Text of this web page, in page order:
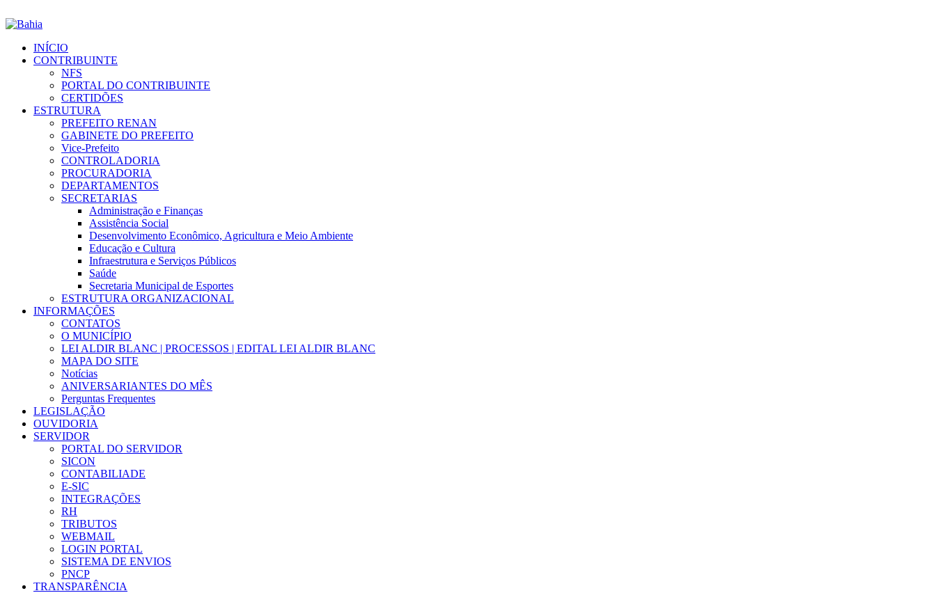
INÍCIO
CONTRIBUINTE
NFS
PORTAL DO CONTRIBUINTE
CERTIDÕES
ESTRUTURA
PREFEITO RENAN
GABINETE DO PREFEITO
Vice-Prefeito
CONTROLADORIA
PROCURADORIA
DEPARTAMENTOS
SECRETARIAS
Administração e Finanças
Assistência Social
Desenvolvimento Econômico, Agricultura e Meio Ambiente
Educação e Cultura
Infraestrutura e Serviços Públicos
Saúde
Secretaria Municipal de Esportes
ESTRUTURA ORGANIZACIONAL
INFORMAÇÕES
CONTATOS
O MUNICÍPIO
LEI ALDIR BLANC | PROCESSOS | EDITAL LEI ALDIR BLANC
MAPA DO SITE
Notícias
ANIVERSARIANTES DO MÊS
Perguntas Frequentes
LEGISLAÇÃO
OUVIDORIA
SERVIDOR
PORTAL DO SERVIDOR
SICON
CONTABILIADE
E-SIC
INTEGRAÇÕES
RH
TRIBUTOS
WEBMAIL
LOGIN PORTAL
SISTEMA DE ENVIOS
PNCP
TRANSPARÊNCIA